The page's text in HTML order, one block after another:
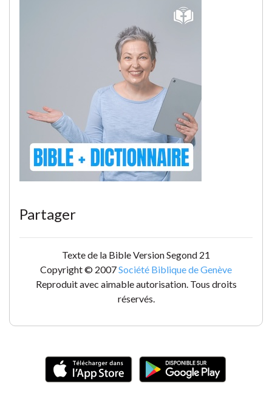
Partager
Texte de la Bible Version Segond 21
Copyright © 2007Société Biblique de Genève
Reproduit avec aimable autorisation. Tous droits
réservés.